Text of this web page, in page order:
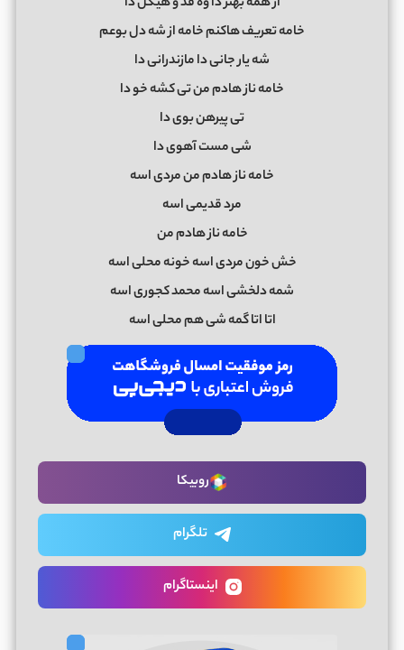
ﺧﺎﻣﻪ ﺗﻌﺮﻳﻒ ﻫﺎﻛﻨﻢ ﺧﺎﻣﻪ از ﺷﻪ دل ﺑﻮﻋﻢ
ﺷﻪ ﻳﺎر ﺟﺎﻧﻰ دا ﻣﺎزﻧﺪراﻧﻰ دا
ﺧﺎﻣﻪ ﻧﺎز ﻫﺎدم ﻣﻦ ﺗﻰ ﻛﺸﻪ ﺧﻮ دا
ﺗﻰ ﭘﻴﺮﻫﻦ ﺑﻮی دا
ﺷﻰ ﻣﺴﺖ آﻫﻮی دا
ﺧﺎﻣﻪ ﻧﺎز ﻫﺎدم ﻣﻦ ﻣﺮدی اﺳﻪ
ﻣﺮد ﻗﺪﻳﻤﻰ اﺳﻪ
ﺧﺎﻣﻪ ﻧﺎز ﻫﺎدم ﻣﻦ
ﺧﺶ ﺧﻮن ﻣﺮدی اﺳﻪ ﺧﻮﻧﻪ ﻣﺤﻠﻰ اﺳﻪ
ﺷﻤﻪ دﻟﺨﺸﻰ اﺳﻪ ﻣﺤﻤﺪ ﻛﺠﻮری اﺳﻪ
اﺗﺎ اﺗﺎ ﮔﻤﻪ ﺷﻰ ﻫﻢ ﻣﺤﻠﻰ اﺳﻪ
روبیکا
تلگرام
اینستاگرام